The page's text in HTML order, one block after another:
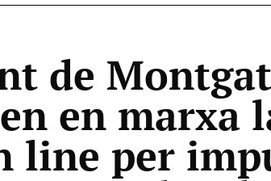
de
en marxa
line per